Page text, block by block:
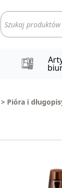
Wyszukiwarka
produktów
> Pióra i